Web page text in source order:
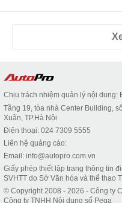
Chịu trách nhiệm quản lý nội dung:
Tầng 19, tòa nhà Center Building,
Xuân, TP.Hà Nội
Điện thoại: 024 7309 5555
Liên hệ quảng cáo:
Email: info@autopro.com.vn
Giấy phép thiết lập trang thông tin
SVHTT do Sở Văn hóa và thể thao
© Copyright 2008 - 2026 - Công ty
Công ty TNHH Nội dung số Pega